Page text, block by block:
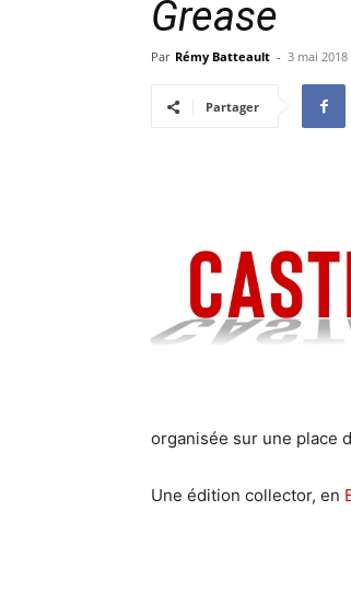
Grease
Par Rémy Batteault - 3 mai 2018
Partager
organisée sur une place
Une édition collector, en